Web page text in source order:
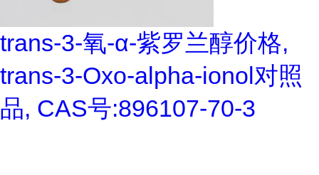
trans-3-氧-α-紫罗兰醇价格,
trans-3-Oxo-alpha-ionol对照
品, CAS号:896107-70-3